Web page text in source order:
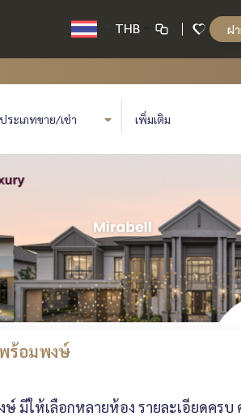
THB ฝ
ประเภทขาย/เช่า เพิ่มเติม
ร้อมพงษ์
มีให้เลือกหลายห้อง รายละเอียดคร